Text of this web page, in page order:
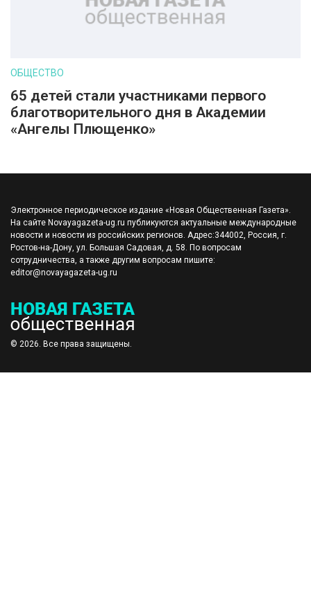
ОБЩЕСТВО
65 детей стали участниками первого
благотворительного дня в Академии
«Ангелы Плющенко»
Электронное периодическое издание «Новая Общественная Газета».
На сайте Novayagazeta-ug.ru публикуются актуальные международные
новости и новости из российских регионов. Адрес:344002, Россия, г.
Ростов-на-Дону, ул. Большая Садовая, д. 58. По вопросам
сотрудничества, а также другим вопросам пишите:
editor@novayagazeta-ug.ru
© 2026. Все права защищены.